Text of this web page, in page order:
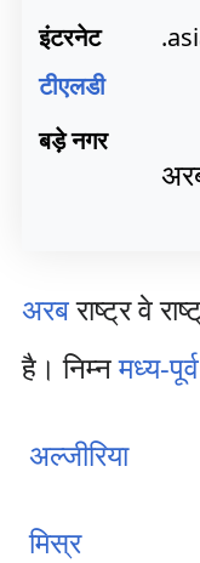
इंटरनेट
टीएलडी
बड़े नगर
अरबराष्ट्र वे
है। निम्नमध्य-पूर्व
अल्जीरिया
मिस्र